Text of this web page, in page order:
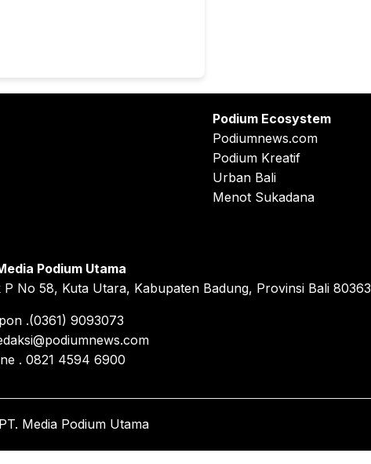
Podium Ecosystem
Podiumnews.com
Podium Kreatif
Urban Bali
Menot Sukadana
Podium Utama
No 58, Kuta Utara, Kabupaten Badung, Provinsi Bali 80363
.(0361) 9093073
. 0821 4594 6900
Media Podium Utama